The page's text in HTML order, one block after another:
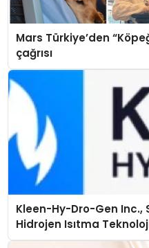
Mars Türkiye’den
çağrısı
Kleen-Hy-Dro-Gen Inc.,
Hidrojen Isıtma
Düzenleyici Onaylarını